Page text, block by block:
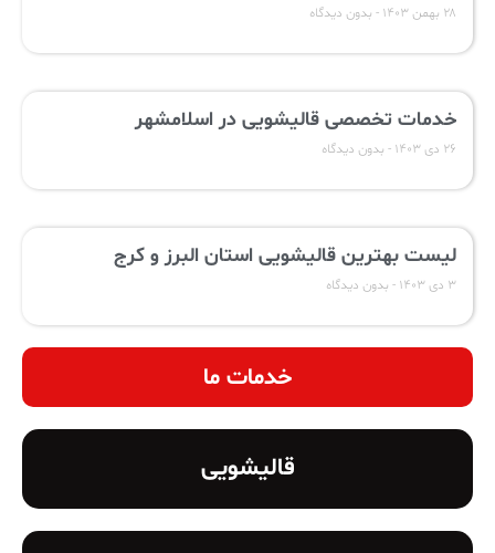
۲۸ بهمن ۱۴۰۳ بدون دیدگاه
خدمات تخصصی قالیشویی در اسلامشهر
۲۶ دی ۱۴۰۳ بدون دیدگاه
لیست بهترین قالیشویی استان البرز و کرج
۳ دی ۱۴۰۳ بدون دیدگاه
خدمات ما
قالیشویی